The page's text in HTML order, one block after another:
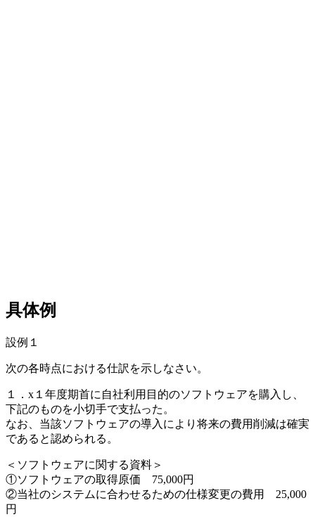
具体例
設例１
次の各時点における仕訳を示しなさい。
１．x１年度期首に自社利用目的のソフトウェアを購入し、
下記のものを小切手で支払った。
なお、当該ソフトウェアの導入により将来の費用削減は確実
であると認められる。
＜ソフトウェアに関する資料＞
①ソフトウェアの取得原価 75,000円
②当社のシステムに合わせるための仕様変更の費用 25,000
円